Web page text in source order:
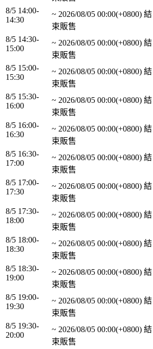
8/5 14:00-
14:30
~ 2026/08/05 00:00(+0800) 結
束販售
8/5 14:30-
15:00
~ 2026/08/05 00:00(+0800) 結
束販售
8/5 15:00-
15:30
~ 2026/08/05 00:00(+0800) 結
束販售
8/5 15:30-
16:00
~ 2026/08/05 00:00(+0800) 結
束販售
8/5 16:00-
16:30
~ 2026/08/05 00:00(+0800) 結
束販售
8/5 16:30-
17:00
~ 2026/08/05 00:00(+0800) 結
束販售
8/5 17:00-
17:30
~ 2026/08/05 00:00(+0800) 結
束販售
8/5 17:30-
18:00
~ 2026/08/05 00:00(+0800) 結
束販售
8/5 18:00-
18:30
~ 2026/08/05 00:00(+0800) 結
束販售
8/5 18:30-
19:00
~ 2026/08/05 00:00(+0800) 結
束販售
8/5 19:00-
19:30
~ 2026/08/05 00:00(+0800) 結
束販售
8/5 19:30-
20:00
~ 2026/08/05 00:00(+0800) 結
束販售